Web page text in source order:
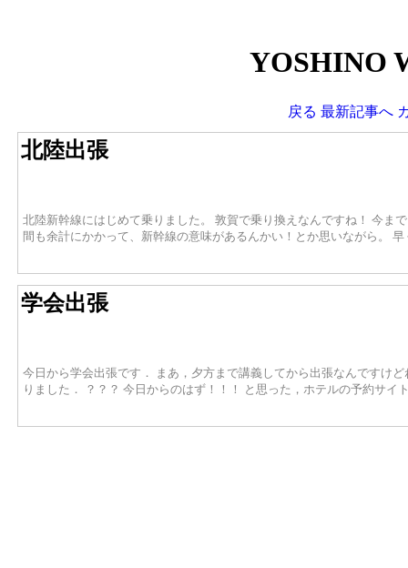
YOSHINO
戻る 最新記事へ
北陸出張
北陸新幹線にはじめて乗りました。 敦賀で乗り換えなんですね！ 今ま
間も余計にかかって、新幹線の意味があるんかい！とか思いながら。
学会出張
今日から学会出張です． まあ，夕方まで講義してから出張なんですけ
りました． ？？？ 今日からのはず！！！ と思った，ホテルの予約サ